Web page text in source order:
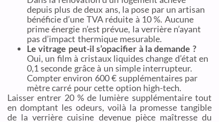
depuis plus de deux ans, la pose par un artisan
bénéficie d’une TVA réduite à 10 %. Aucune
prime énergie n’est prévue, la verrière n’ayant
pas d’impact thermique mesurable.
Le vitrage peut-il s’opacifier à la demande ?
Oui, un film à cristaux liquides change d’état en
0,1 seconde grâce à un simple interrupteur.
Compter environ 600 € supplémentaires par
mètre carré pour cette option high-tech.
Laisser entrer 20 % de lumière supplémentaire tout
en domptant les odeurs, voilà la promesse tangible
de la verrière cuisine devenue pièce maîtresse du